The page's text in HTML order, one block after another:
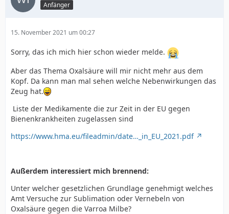
Anfänger
15. November 2021 um 00:27
Sorry, das ich mich hier schon wieder melde.
Aber das Thema Oxalsäure will mir nicht mehr aus dem
Kopf. Da kann man mal sehen welche Nebenwirkungen das
Zeug hat.
Liste der Medikamente die zur Zeit in der EU gegen
Bienenkrankheiten zugelassen sind
https://www.hma.eu/fileadmin/date…_in_EU_2021.pdf
Außerdem interessiert mich brennend:
Unter welcher gesetzlichen Grundlage genehmigt welches
Amt Versuche zur Sublimation oder Vernebeln von
Oxalsäure gegen die Varroa Milbe?